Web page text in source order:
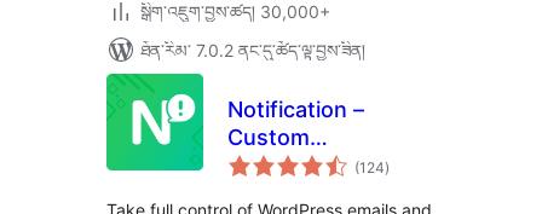
སྒྲིག་འཇུག་བྱས་ཚད། 30,000+
ཐོན་རིམ་ 7.0.2 ནང་དུ་ཚོད་ལྟ་བྱས་ཟིན།
Notification –
Custom
Notifications and
(124གདེང་
འཇོག་
ཚང་།
)
Take full control of WordPress emails and